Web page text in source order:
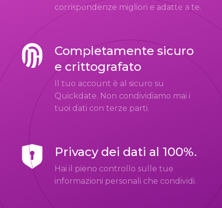
corrispondenze migliori e adatte a te.
Completamente sicuro
e crittografato
Il tuo account è al sicuro su
Quickdate. Non condividiamo mai i
tuoi dati con terze parti.
Privacy dei dati al 100%.
Hai il pieno controllo sulle tue
informazioni personali che condividi.